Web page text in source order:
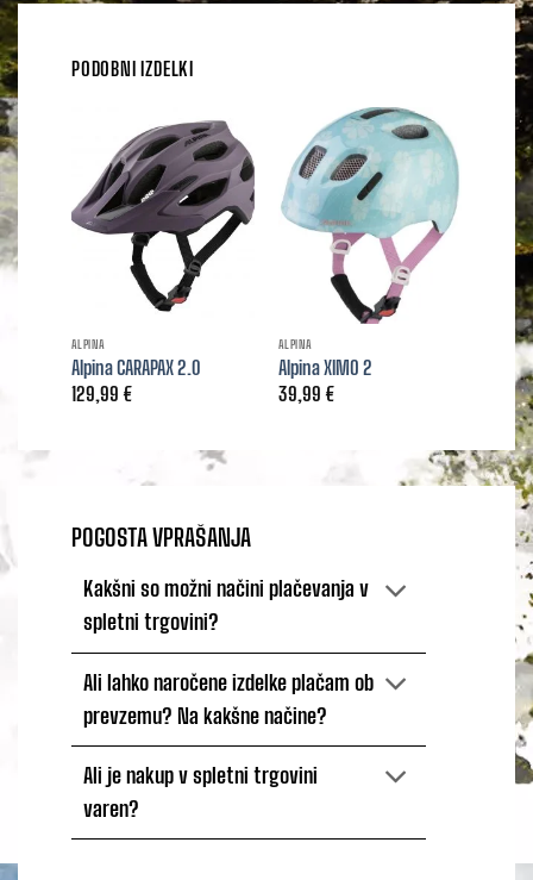
PODOBNI IZDELKI
ALPINA
Alpina CARAPAX 2.0
129,99 €
ALPINA
Alpina XIMO 2
39,99 €
ALPINA
POGOSTA VPRAŠANJA
Kakšni so možni načini plačevanja v
spletni trgovini?
Ali lahko naročene izdelke plačam ob
prevzemu? Na kakšne načine?
Ali je nakup v spletni trgovini
varen?